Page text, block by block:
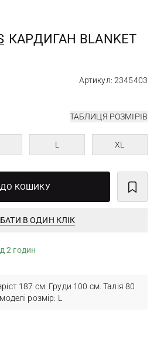
КАРДИГАН BLANKET
Артикул: 2345403
ТАБЛИЦЯ РОЗМІРІВ
L XL
КОШИКУ
В ОДИН КЛІК
2 годин
187 см. Груди 100 см. Талія 80
розмір: L